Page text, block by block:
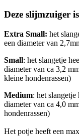
Deze slijmzuiger
Extra Small: het
een diameter van
Small: het slangetje
diameter van ca 3,2
kleine hondenrassen)
Medium: het
diameter van ca 4,0
hondenrassen)
Het potje heeft een